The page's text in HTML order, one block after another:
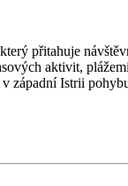
přitahuje
aktivit,
západní Istrii